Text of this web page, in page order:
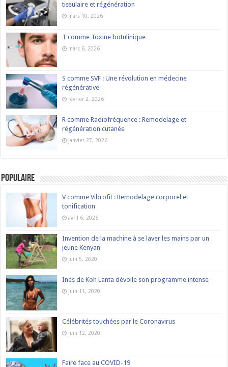
tissulaire et régénération
mars 10, 2026
T comme Toxine botulinique
mars 6, 2026
S comme SVF : Une révolution en médecine
régénérative
février 2, 2026
R comme Radiofréquence : Remodelage et
régénération cutanée
janvier 27, 2026
Populaire
V comme Vibrofit : Remodelage corporel et
tonification
avril 6, 2026
Invention de la machine à se laver les mains par un
jeune Kenyan
juin 5, 2020
Inès de Koh Lanta dévoile son programme intense
juin 11, 2020
Célébrités touchées par le Coronavirus
juin 12, 2020
Faire face au COVID-19